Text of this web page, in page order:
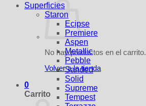
No hay productos en el carrito.
Volver a la tienda
0
Carrito
Superficies
Staron
Ecipse
Premiere
Aspen
Metallic
Pebble
Sanded
Solid
Supreme
Tempest